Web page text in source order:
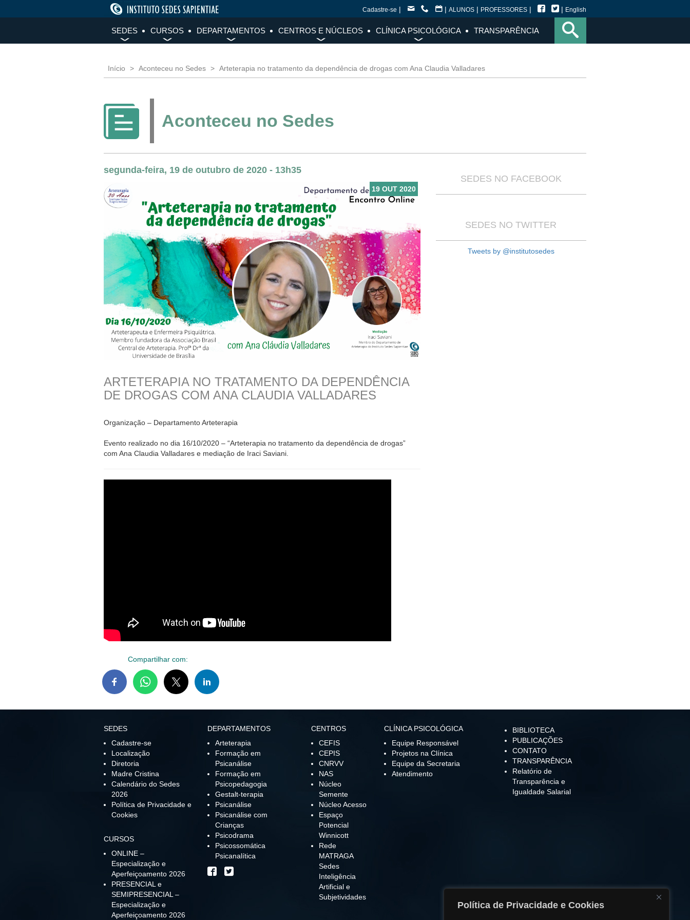
Política de Privacidade e Cookies
Cadastre-se | | ALUNOS | PROFESSORES | | English
SEDES CURSOS DEPARTAMENTOS CENTROS E NÚCLEOS CLÍNICA PSICOLÓGICA TRANSPARÊNCIA
Início Aconteceu no Sedes Arteterapia no tratamento da dependência de drogas com Ana Claudia Valladares
Aconteceu no Sedes
segunda-feira, 19 de outubro de 2020 - 13h35
19 OUT 2020
ARTETERAPIA NO TRATAMENTO DA DEPENDÊNCIA
DE DROGAS COM ANA CLAUDIA VALLADARES
Organização – Departamento Arteterapia
Evento realizado no dia 16/10/2020 – “Arteterapia no tratamento da dependência de drogas”
com Ana Claudia Valladares e mediação de Iraci Saviani.
SEDES NO FACEBOOK
SEDES NO TWITTER
Tweets by @institutosedes
Compartilhar com:
SEDES
Cadastre-se
Localização
Diretoria
Madre Cristina
Calendário do Sedes
2026
Política de Privacidade e
Cookies
CURSOS
ONLINE –
Especialização e
Aperfeiçoamento 2026
PRESENCIAL e
SEMIPRESENCIAL –
Especialização e
Aperfeiçoamento 2026
DEPARTAMENTOS
Arteterapia
Formação em
Psicanálise
Formação em
Psicopedagogia
Gestalt-terapia
Psicanálise
Psicanálise com
Crianças
Psicodrama
Psicossomática
Psicanalítica
CENTROS
CEFIS
CEPIS
CNRVV
NAS
Núcleo
Semente
Núcleo Acesso
Espaço
Potencial
Winnicott
Rede
MATRAGA
Sedes
Inteligência
Artificial e
Subjetividades
CLÍNICA PSICOLÓGICA
Equipe Responsável
Projetos na Clínica
Equipe da Secretaria
Atendimento
BIBLIOTECA
PUBLICAÇÕES
CONTATO
TRANSPARÊNCIA
Relatório de
Transparência e
Igualdade Salarial